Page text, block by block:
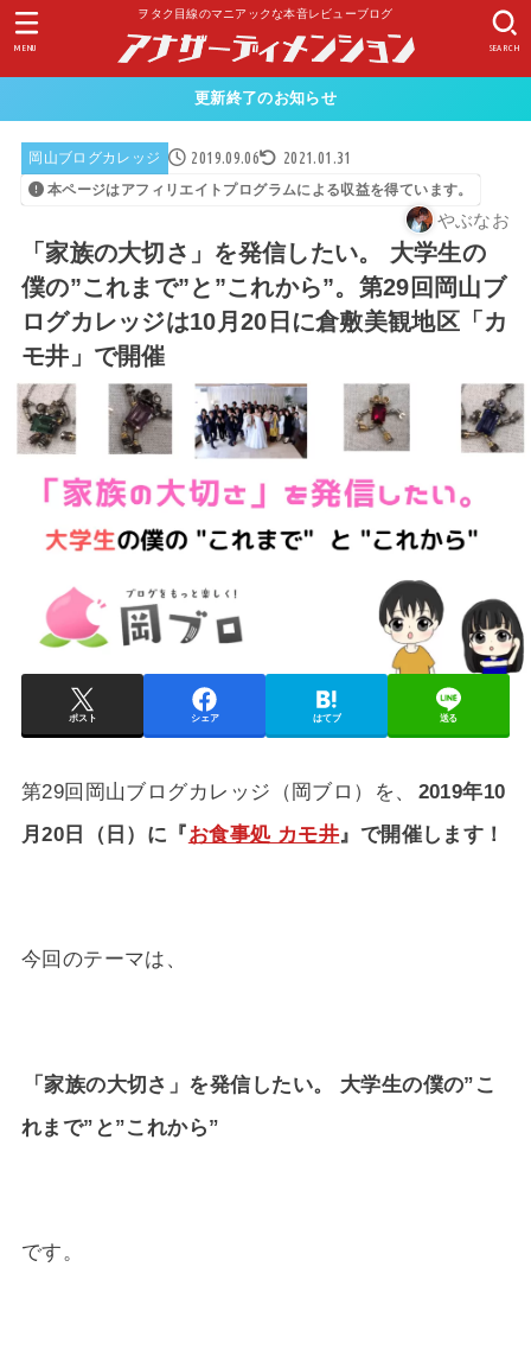
ヲタク目線のマニアックな本音レビューブログ
SEARCH
MENU
更新終了のお知らせ
岡山ブログカレッジ 2019.09.06 2021.01.31
本ページはアフィリエイトプログラムによる収益を得ています。
やぶなお
「家族の大切さ」を発信したい。 大学生の
僕の”これまで”と”これから”。第29回岡山ブ
ログカレッジは10月20日に倉敷美観地区「カ
モ井」で開催
ポスト シェア はてブ 送る
第29回岡山ブログカレッジ（岡ブロ）を、
2019年10
月20日（日）に『お食事処 カモ井』で開催します！
今回のテーマは、
「家族の大切さ」を発信したい。 大学生の僕の”こ
れまで”と”これから”
です。